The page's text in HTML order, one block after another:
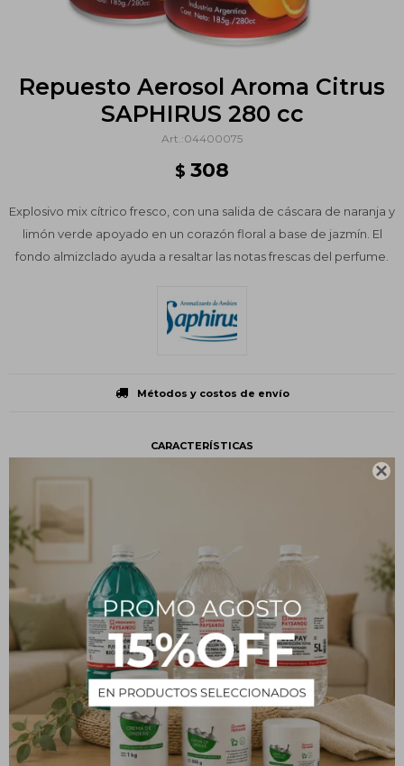

Repuesto Aerosol Aroma Citrus
SAPHIRUS 280 cc
04400075
$ 308
Explosivo mix cítrico fresco, con una salida de cáscara de naranja y
limón verde apoyado en un corazón floral a base de jazmín. El
fondo almizclado ayuda a resaltar las notas frescas del perfume.
Métodos y costos de envío
CARACTERÍSTICAS
Descripción
Repuesto Aerosol Aroma Citrus SAPHIRUS 280 cc
PRODUCTOS QUE TE PUEDEN INTERESAR